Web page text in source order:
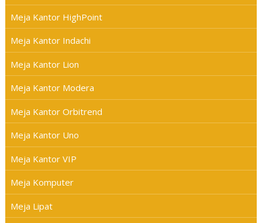
Meja Kantor HighPoint
Meja Kantor Indachi
Meja Kantor Lion
Meja Kantor Modera
Meja Kantor Orbitrend
Meja Kantor Uno
Meja Kantor VIP
Meja Komputer
Meja Lipat